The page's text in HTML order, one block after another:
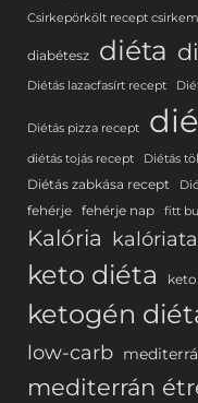
Csirkepörkölt recept
diabétesz diéta
Diétás lazacfasírt recept
Diétás pizza recept
diétás tojás recept Diétás
Diétás zabkása recept
fehérje fehérje nap fitt
Kalória
keto diéta
ketogén
low-carb
mediterrán